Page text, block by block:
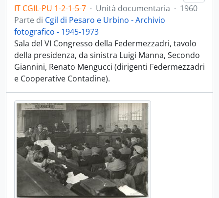
IT CGIL-PU 1-2-1-5-7 · Unità documentaria · 1960
Parte di Cgil di Pesaro e Urbino - Archivio
fotografico - 1945-1973
Sala del VI Congresso della Federmezzadri, tavolo
della presidenza, da sinistra Luigi Manna, Secondo
Giannini, Renato Mengucci (dirigenti Federmezzadri
e Cooperative Contadine).